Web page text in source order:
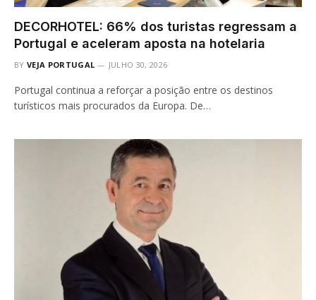
DECORHOTEL: 66% dos turistas regressam a
Portugal e aceleram aposta na hotelaria
BY VEJA PORTUGAL JULHO 30, 2026
Portugal continua a reforçar a posição entre os destinos
turísticos mais procurados da Europa. De…